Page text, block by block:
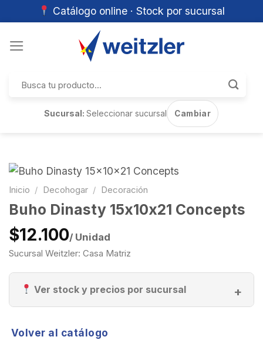
Catálogo online · Stock por sucursal
por:
Sucursal:Seleccionar sucursal Cambiar
Inicio / Decohogar / Decoración
Buho Dinasty 15x10x21 Concepts
$12.100/ Unidad
Sucursal Weitzler: Casa Matriz
Ver stock y precios por sucursal
Volver al catálogo